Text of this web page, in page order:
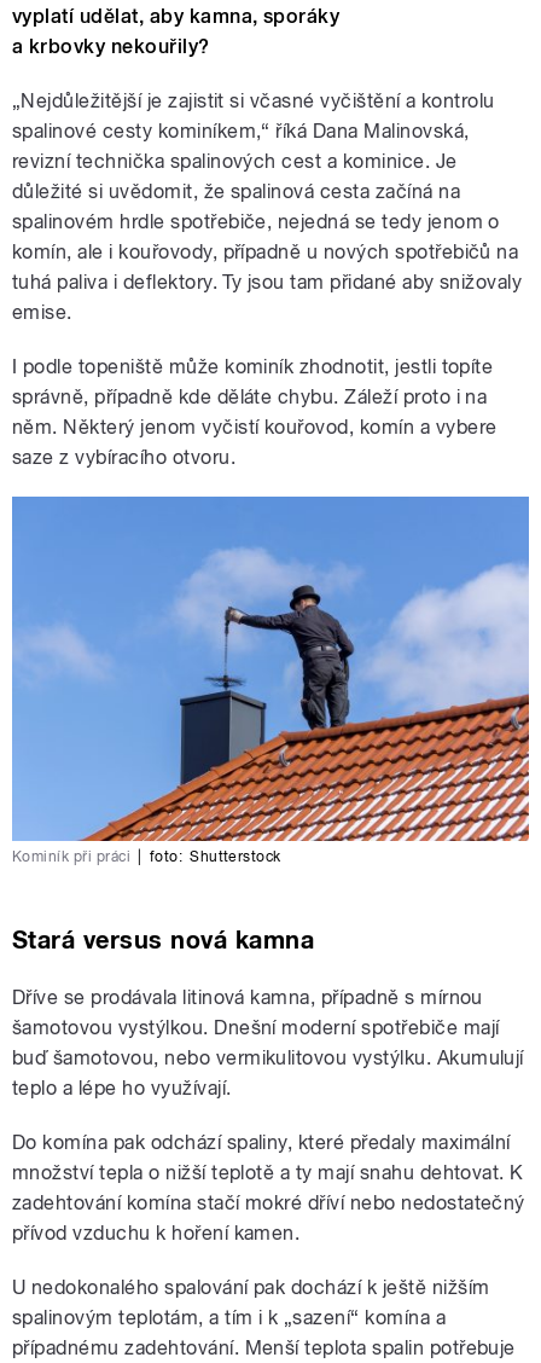
vyplatí udělat, aby kamna, sporáky
a krbovky nekouřily?
„Nejdůležitější je zajistit si včasné vyčištění a kontrolu
spalinové cesty kominíkem,“ říká Dana Malinovská,
revizní technička spalinových cest a kominice. Je
důležité si uvědomit, že spalinová cesta začíná na
spalinovém hrdle spotřebiče, nejedná se tedy jenom o
komín, ale i kouřovody, případně u nových spotřebičů na
tuhá paliva i deflektory. Ty jsou tam přidané aby snižovaly
emise.
I podle topeniště může kominík zhodnotit, jestli topíte
správně, případně kde děláte chybu. Záleží proto i na
něm. Některý jenom vyčistí kouřovod, komín a vybere
saze z vybíracího otvoru.
Kominík při práci foto: Shutterstock
Stará versus nová kamna
Dříve se prodávala litinová kamna, případně s mírnou
šamotovou vystýlkou. Dnešní moderní spotřebiče mají
buď šamotovou, nebo vermikulitovou vystýlku. Akumulují
teplo a lépe ho využívají.
Do komína pak odchází spaliny, které předaly maximální
množství tepla o nižší teplotě a ty mají snahu dehtovat. K
zadehtování komína stačí mokré dříví nebo nedostatečný
přívod vzduchu k hoření kamen.
U nedokonalého spalování pak dochází k ještě nižším
spalinovým teplotám, a tím i k „sazení“ komína a
případnému zadehtování. Menší teplota spalin potřebuje